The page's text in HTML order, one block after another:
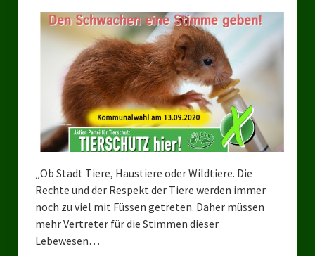
„Ob Stadt Tiere, Haustiere oder Wildtiere. Die
Rechte und der Respekt der Tiere werden immer
noch zu viel mit Füssen getreten. Daher müssen
mehr Vertreter für die Stimmen dieser
Lebewesen…